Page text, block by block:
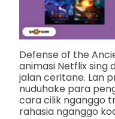
Defense of the
animasi Netflix sing
jalan ceritane. Lan
nuduhake para
cara cilik nganggo
rahasia nganggo